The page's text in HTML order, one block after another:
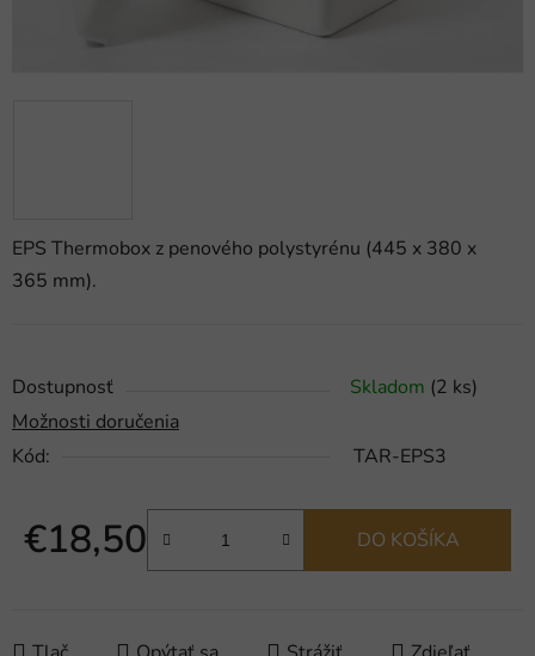
EPS Thermobox z penového polystyrénu (445 x 380 x
365 mm).
Dostupnosť Skladom (2 ks)
Možnosti doručenia
Kód:
TAR-EPS3
€18,50
Jednotková cena:
DO KOŠÍKA